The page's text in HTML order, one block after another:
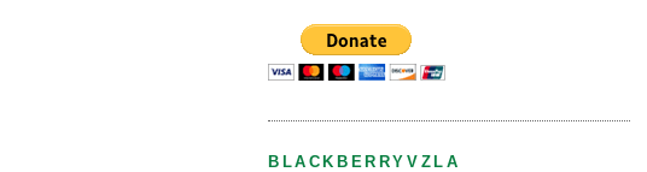
BLACKBERRYVZLA